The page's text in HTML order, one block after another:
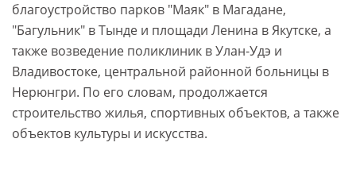
благоустройство парков "Маяк" в Магадане,
"Багульник" в Тынде и площади Ленина в Якутске, а
также возведение поликлиник в Улан-Удэ и
Владивостоке, центральной районной больницы в
Нерюнгри. По его словам, продолжается
строительство жилья, спортивных объектов, а также
объектов культуры и искусства.